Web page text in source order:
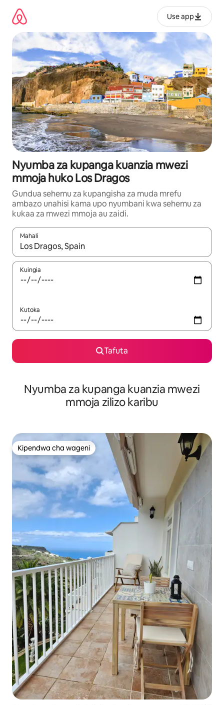
kwenda
kwenye
maudhui
Use app
Nyumba za kupanga kuanzia mwezi
mmoja huko Los Dragos
Gundua sehemu za kupangisha za muda mrefu
ambazo unahisi kama upo nyumbani kwa sehemu za
kukaa za mwezi mmoja au zaidi.
Mahali
Wakati matokeo yanapatikana, vinjari kwa kutumia vitufe vya
Kuingia
Kutoka
Tafuta
Nyumba za kupanga kuanzia mwezi
mmoja zilizo karibu
Kipendwa cha wageni
Kipendwa cha wageni